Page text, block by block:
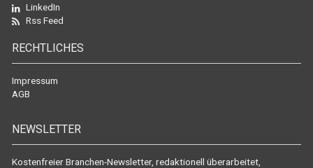
LinkedIn
Rss Feed
RECHTLICHES
Impressum
AGB
NEWSLETTER
Kostenfreier Branchen-Newsletter, redaktionell überarbeitet,